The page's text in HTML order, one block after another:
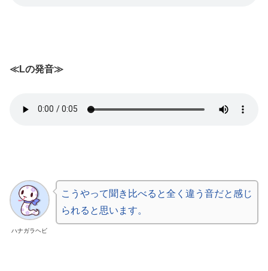
≪Lの発音≫
ハナガラヘビ
こうやって聞き比べると全く違う音だと感じ
られると思います。